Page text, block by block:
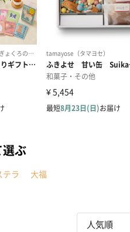
ぶ
テラ 大福